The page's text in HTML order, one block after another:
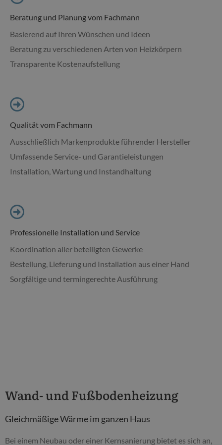
Beratung und Planung vom Fachmann
Basierend auf Ihren Wünschen und Ideen
Beratung zu verschiedenen Arten von Heizkörpern
Transparente Kostenaufstellung
Qualität vom Fachmann
Ausschließlich Markenprodukte führender Hersteller
Umfassende Service- und Garantieleistungen
Installation, Wartung und Instandhaltung
Professionelle Installation und Service
Koordination aller beteiligten Gewerke
Bestellung, Lieferung und Installation aus einer Hand
Sorgfältige und termingerechte Ausführung
Wand- und Fußbodenheizung
Gleichmäßige Wärme im ganzen Haus
Bei einem Neubau oder einer Kernsanierung bietet es sich an,